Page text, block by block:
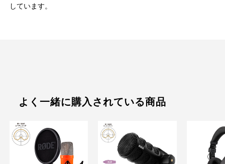
しています。
よく一緒に購入されている商品